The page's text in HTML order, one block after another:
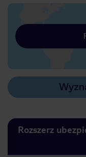
Rozszerz